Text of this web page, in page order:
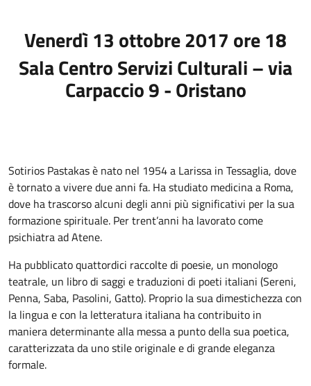
Venerdì 13 ottobre 2017 ore 18
Sala Centro Servizi Culturali – via
Carpaccio 9 - Oristano
Sotirios Pastakas è nato nel 1954 a Larissa in Tessaglia, dove
è tornato a vivere due anni fa. Ha studiato medicina a Roma,
dove ha trascorso alcuni degli anni più significativi per la sua
formazione spirituale. Per trent’anni ha lavorato come
psichiatra ad Atene.
Ha pubblicato quattordici raccolte di poesie, un monologo
teatrale, un libro di saggi e traduzioni di poeti italiani (Sereni,
Penna, Saba, Pasolini, Gatto). Proprio la sua dimestichezza con
la lingua e con la letteratura italiana ha contribuito in
maniera determinante alla messa a punto della sua poetica,
caratterizzata da uno stile originale e di grande eleganza
formale.